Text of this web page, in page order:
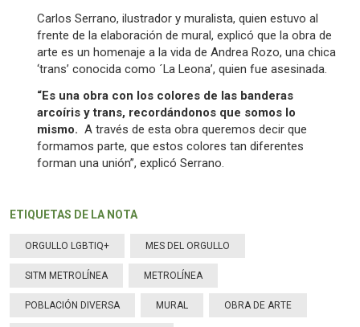
Carlos Serrano, ilustrador y muralista, quien estuvo al
frente de la elaboración de mural, explicó que la obra de
arte es un homenaje a la vida de Andrea Rozo, una chica
‘trans’ conocida como ´La Leona’, quien fue asesinada.
“Es una obra con los colores de las banderas
arcoíris y trans, recordándonos que somos lo
mismo. A través de esta obra queremos decir que
formamos parte, que estos colores tan diferentes
forman una unión”, explicó Serrano.
ETIQUETAS DE LA NOTA
ORGULLO LGBTIQ+ MES DEL ORGULLO
SITM METROLÍNEA METROLÍNEA
POBLACIÓN DIVERSA MURAL OBRA DE ARTE